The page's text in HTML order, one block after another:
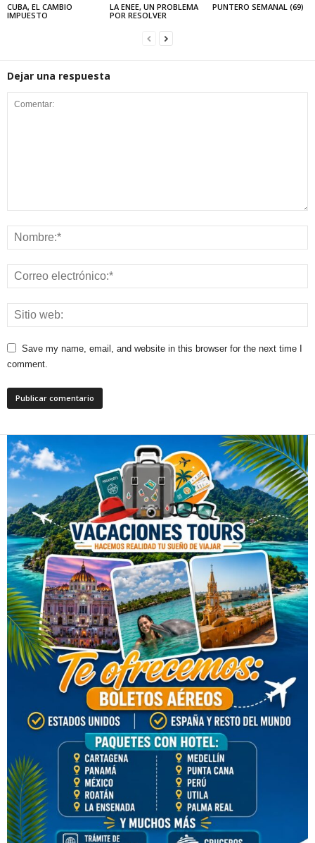
CUBA, EL CAMBIO
IMPUESTO
LA ENEE, UN PROBLEMA
POR RESOLVER
PUNTERO SEMANAL (69)
Dejar una respuesta
Save my name, email, and website in this browser for the next time I
comment.